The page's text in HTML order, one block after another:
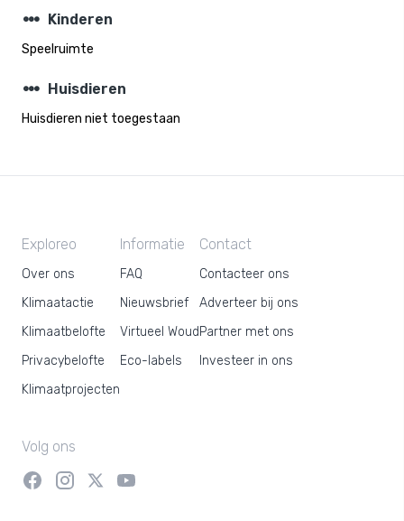
steppers Kinderen
Speelruimte
steppers Huisdieren
Huisdieren niet toegestaan
Exploreo
Over ons
Klimaatactie
Klimaatbelofte
Privacybelofte
Klimaatprojecten
Informatie
FAQ
Nieuwsbrief
Virtueel Woud
Eco-labels
Contact
Contacteer ons
Adverteer bij ons
Partner met ons
Investeer in ons
Volg ons